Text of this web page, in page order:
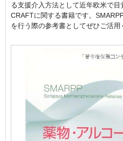
る支援介入方法として近年欧米で
CRAFTに関する書籍です。
を行う際の参考書としてぜひご活用